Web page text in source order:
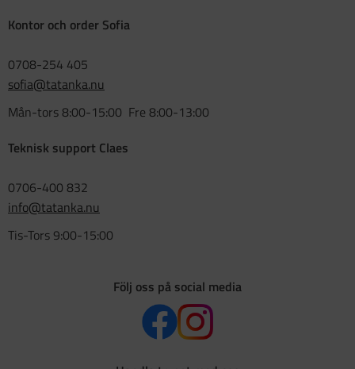
Kontor och order Sofia
0708-254 405
sofia@tatanka.nu
Mån-tors 8:00-15:00 Fre 8:00-13:00
Teknisk support Claes
0706-400 832
info@tatanka.nu
Tis-Tors 9:00-15:00
Följ oss på social media